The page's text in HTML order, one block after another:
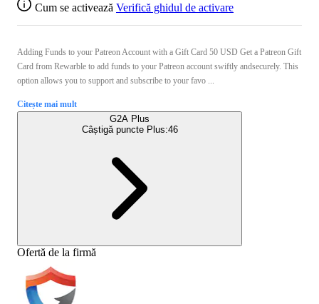
Cum se activează Verifică ghidul de activare
Adding Funds to your Patreon Account with a Gift Card 50 USD Get a Patreon Gift
Card from Rewarble to add funds to your Patreon account swiftly andsecurely. This
option allows you to support and subscribe to your favo ...
Citește mai mult
G2A Plus
Câștigă puncte Plus:46
Ofertă de la firmă